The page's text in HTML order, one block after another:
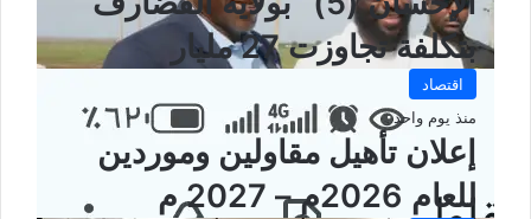
بتكلفة تجاوزت 27 مليار
اقتصاد
منذ يوم واحد
إعلان تأهيل مقاولين وموردين
للعام 2026م – 2027 م